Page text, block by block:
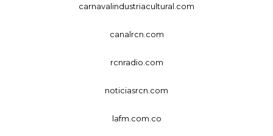
carnavalindustriacultural.com
canalrcn.com
rcnradio.com
noticiasrcn.com
lafm.com.co